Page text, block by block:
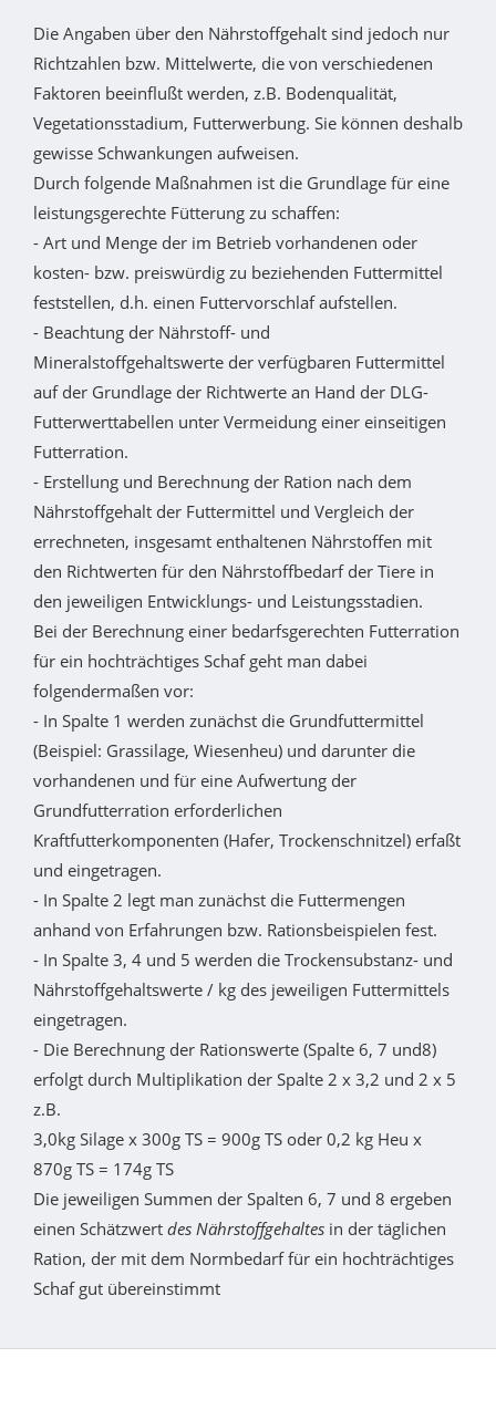
Die Angaben über den Nährstoffgehalt sind jedoch nur
Richtzahlen bzw. Mittelwerte, die von verschiedenen
Faktoren beeinflußt werden, z.B. Bodenqualität,
Vegetationsstadium, Futterwerbung. Sie können deshalb
gewisse Schwankungen aufweisen.
Durch folgende Maßnahmen ist die Grundlage für eine
leistungsgerechte Fütterung zu schaffen:
- Art und Menge der im Betrieb vorhandenen oder
kosten- bzw. preiswürdig zu beziehenden Futtermittel
feststellen, d.h. einen Futtervorschlaf aufstellen.
- Beachtung der Nährstoff- und
Mineralstoffgehaltswerte der verfügbaren Futtermittel
auf der Grundlage der Richtwerte an Hand der DLG-
Futterwerttabellen unter Vermeidung einer einseitigen
Futterration.
- Erstellung und Berechnung der Ration nach dem
Nährstoffgehalt der Futtermittel und Vergleich der
errechneten, insgesamt enthaltenen Nährstoffen mit
den Richtwerten für den Nährstoffbedarf der Tiere in
den jeweiligen Entwicklungs- und Leistungsstadien.
Bei der Berechnung einer bedarfsgerechten Futterration
für ein hochträchtiges Schaf geht man dabei
folgendermaßen vor:
- In Spalte 1 werden zunächst die Grundfuttermittel
(Beispiel: Grassilage, Wiesenheu) und darunter die
vorhandenen und für eine Aufwertung der
Grundfutterration erforderlichen
Kraftfutterkomponenten (Hafer, Trockenschnitzel) erfaßt
und eingetragen.
- In Spalte 2 legt man zunächst die Futtermengen
anhand von Erfahrungen bzw. Rationsbeispielen fest.
- In Spalte 3, 4 und 5 werden die Trockensubstanz- und
Nährstoffgehaltswerte / kg des jeweiligen Futtermittels
eingetragen.
- Die Berechnung der Rationswerte (Spalte 6, 7 und8)
erfolgt durch Multiplikation der Spalte 2 x 3,2 und 2 x 5
z.B.
3,0kg Silage x 300g TS = 900g TS oder 0,2 kg Heu x
870g TS = 174g TS
Die jeweiligen Summen der Spalten 6, 7 und 8 ergeben
einen Schätzwert des Nährstoffgehaltes in der täglichen
Ration, der mit dem Normbedarf für ein hochträchtiges
Schaf gut übereinstimmt